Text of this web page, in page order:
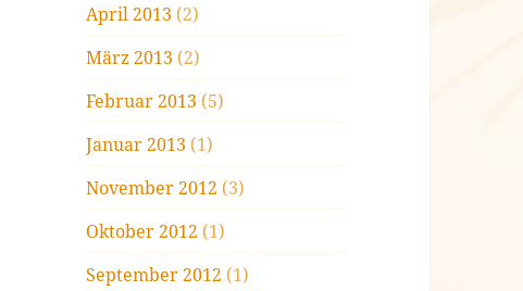
April 2013 (2)
März 2013 (2)
Februar 2013 (5)
Januar 2013 (1)
November 2012 (3)
Oktober 2012 (1)
September 2012 (1)